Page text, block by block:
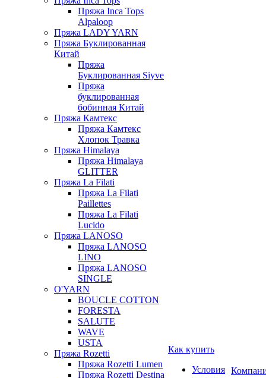
Пряжа Inca Tops
Alpaloop
Пряжа LADY YARN
Пряжа Буклированная
Китай
Пряжа
Буклированная Siyve
Пряжа
буклированная
бобинная Китай
Пряжа Камтекс
Пряжа Камтекс
Хлопок Травка
Пряжа Himalaya
Пряжа Himalaya
GLITTER
Пряжа La Filati
Пряжа La Filati
Paillettes
Пряжа La Filati
Lucido
Пряжа LANOSO
Пряжа LANOSO
LINO
Пряжа LANOSO
SINGLE
O'YARN
BOUCLE COTTON
FORESTA
SALUTE
WAVE
USTA
Пряжа Rozetti
Пряжа Rozetti Lumen
Пряжа Rozetti Destina
Как купить
Условия